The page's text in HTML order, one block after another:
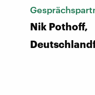
Nik Pothoff,